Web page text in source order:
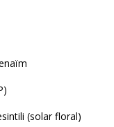
(solar floral)